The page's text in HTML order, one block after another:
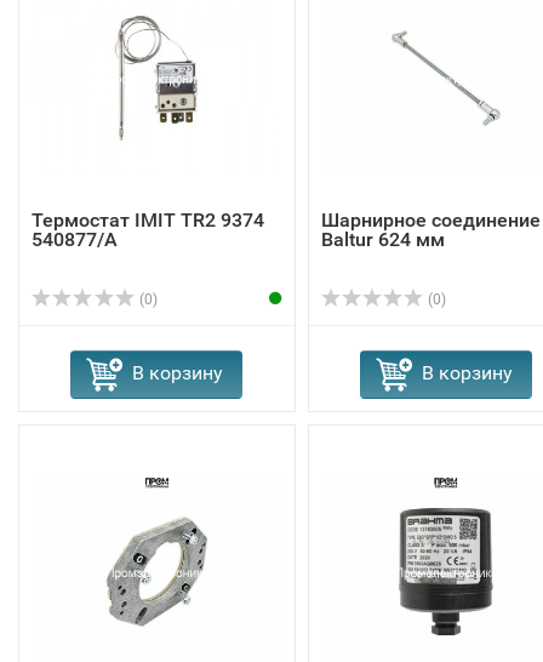
Термостат IMIT TR2 9374
540877/A
(0)
В корзину
Шарнирное соединение
Baltur 624 мм
(0)
В корзину